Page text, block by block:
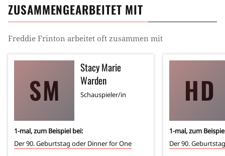
ZUSAMMENGEARBEITET MIT
Freddie Frinton arbeitet oft zusammen mit
SM
Stacy Marie
Warden
Schauspieler/in
1-mal, zum Beispiel bei:
Der 90. Geburtstag oder Dinner for One
HD
1-mal, zum
Der 90.